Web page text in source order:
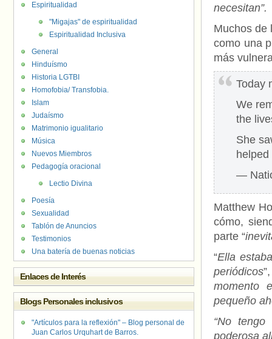
necesitan”.
Muchos de
como una
más
Today
We
the
She
—
Matthew
cómo,
parte “
“Ella
periódicos
momento
pequeño
“No
poderosa
Espiritualidad
"Migajas" de espiritualidad
Espiritualidad Inclusiva
General
Hinduísmo
Historia LGTBI
Homofobia/ Transfobia.
Islam
Judaísmo
Matrimonio igualitario
Música
Nuevos Miembros
Pedagogía oracional
Lectio Divina
Poesía
Sexualidad
Tablón de Anuncios
Testimonios
Una batería de buenas noticias
Enlaces de Interés
Blogs Personales inclusivos
"Artículos para la reflexión" – Blog personal de
Juan Carlos Urquhart de Barros.